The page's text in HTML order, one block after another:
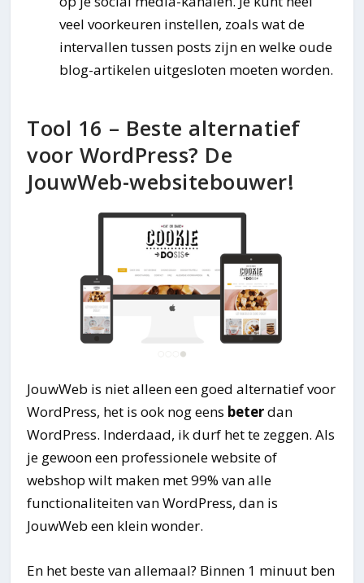
veel voorkeuren instellen, zoals wat de
intervallen tussen posts zijn en welke oude
blog-artikelen uitgesloten moeten worden.
Tool 16 – Beste alternatief
voor WordPress? De
JouwWeb-websitebouwer!
JouwWeb is niet alleen een goed alternatief voor
WordPress, het is ook nog eens beterdan
WordPress. Inderdaad, ik durf het te zeggen. Als
je gewoon een professionele website of
webshop wilt maken met 99% van alle
functionaliteiten van WordPress, dan is
JouwWeb een klein wonder.
En het beste van allemaal? Binnen 1 minuut ben